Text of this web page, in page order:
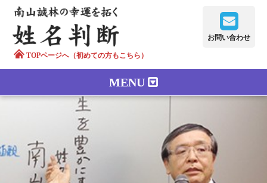
TOPページへ（初めての方もこちら）
お問い合わせ
MENU
正しい字画
南山誠林について